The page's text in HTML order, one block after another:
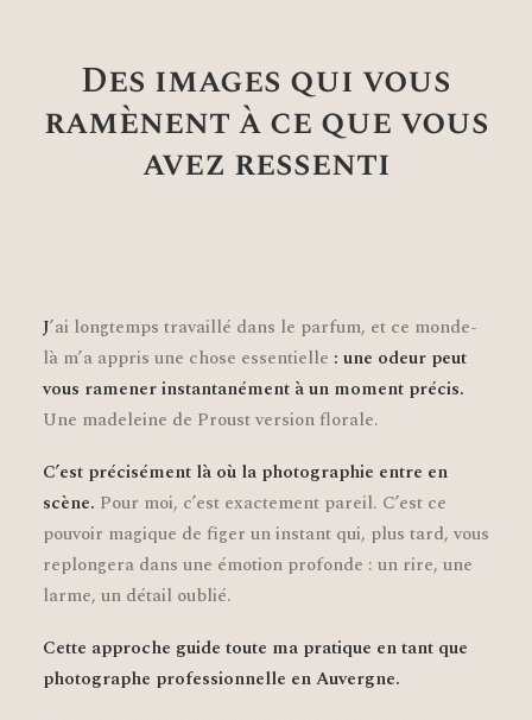
Des images qui vous
ramènent à ce que vous
avez ressenti
J’ai longtemps travaillé dans le parfum, et ce monde-
là m’a appris une chose essentielle : une odeur peut
vous ramener instantanément à un moment précis.
Une madeleine de Proust version florale.
C’est précisément là où la photographie entre en
scène. Pour moi, c’est exactement pareil. C’est ce
pouvoir magique de figer un instant qui, plus tard, vous
replongera dans une émotion profonde : un rire, une
larme, un détail oublié.
Cette approche guide toute ma pratique en tant que
photographe professionnelle en Auvergne.